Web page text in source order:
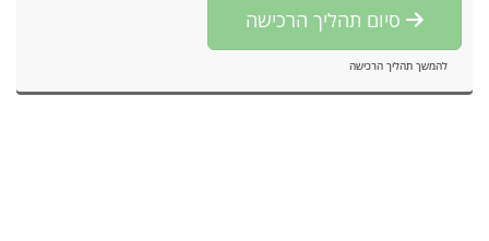
להמשך תהליך הרכישה